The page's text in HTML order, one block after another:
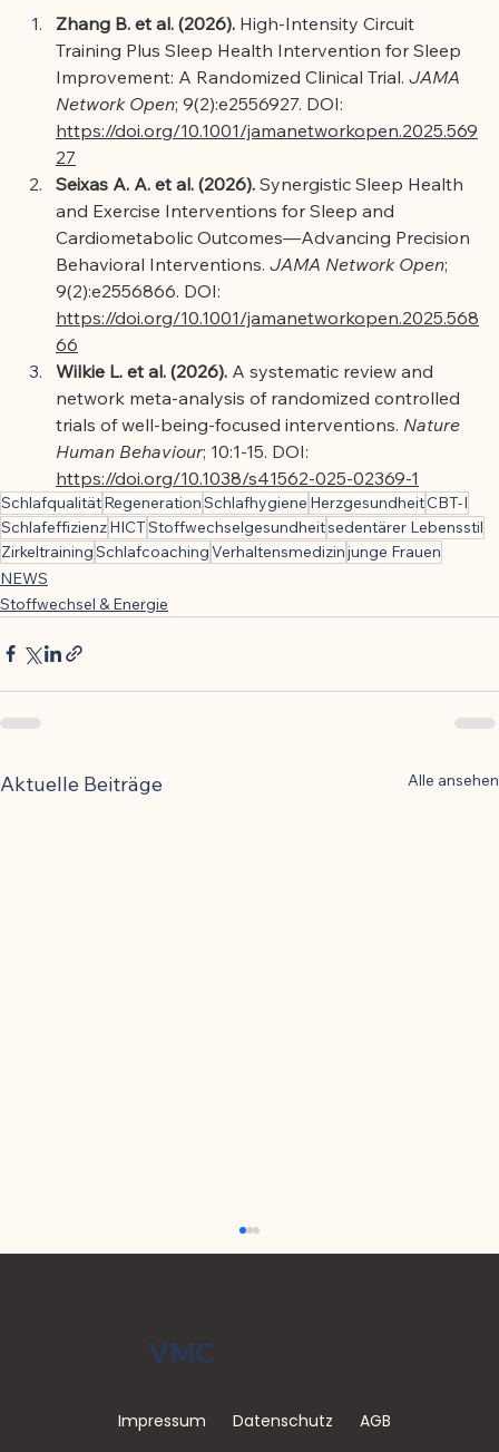
Zhang B. et al. (2026). High-Intensity Circuit
Training Plus Sleep Health Intervention for Sleep
Improvement: A Randomized Clinical Trial. JAMA
Network Open; 9(2):e2556927. DOI:
https://doi.org/10.1001/jamanetworkopen.2025.569
27
Seixas A. A. et al. (2026). Synergistic Sleep Health
and Exercise Interventions for Sleep and
Cardiometabolic Outcomes—Advancing Precision
Behavioral Interventions. JAMA Network Open;
9(2):e2556866. DOI:
https://doi.org/10.1001/jamanetworkopen.2025.568
66
Wilkie L. et al. (2026). A systematic review and
network meta-analysis of randomized controlled
trials of well-being-focused interventions. Nature
Human Behaviour; 10:1-15. DOI:
https://doi.org/10.1038/s41562-025-02369-1
SchlafqualitätRegenerationSchlafhygiene HerzgesundheitCBT-I
SchlafeffizienzHICTStoffwechselgesundheitsedentärer Lebensstil
ZirkeltrainingSchlafcoachingVerhaltensmedizinjunge Frauen
NEWS
Stoffwechsel & Energie
Aktuelle Beiträge Alle ansehen
VMC
Impressum Datenschutz AGB